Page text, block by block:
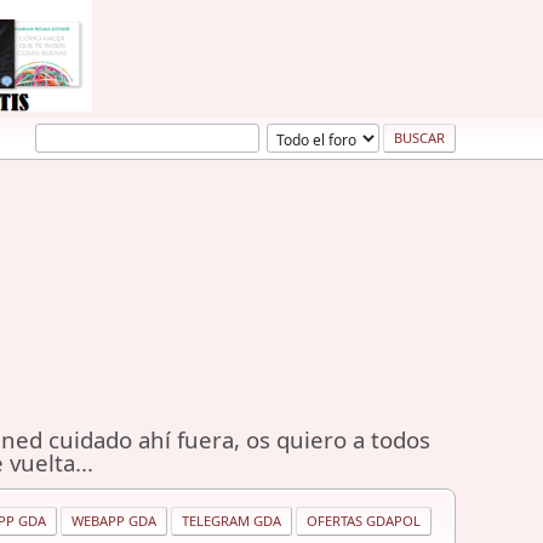
cuidado ahí fuera, os quiero a todos
vuelta...
GDA WEBAPP GDA TELEGRAM GDA OFERTAS GDAPOL